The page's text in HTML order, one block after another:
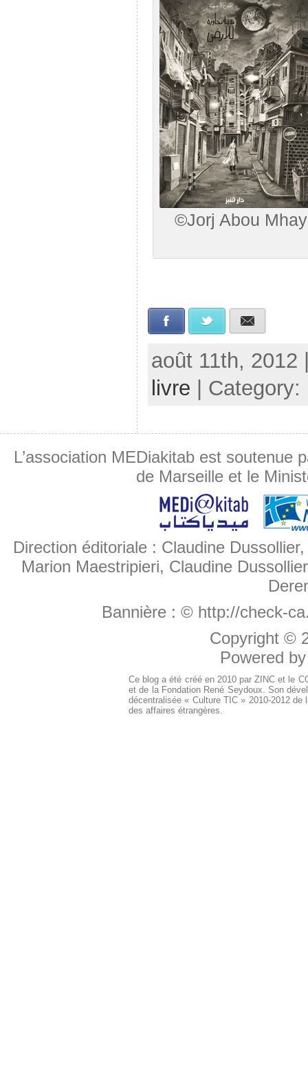
©Jorj Abou
Facebook Twitter
août 11th, 2012
livre | Category:
L’association MEDiakitab est soutenue
de Marseille et le
Direction éditoriale : Claudine
Marion Maestripieri, Claudine
Bannière : © http://check-
Copyright ©
Powered
Ce blog a été créé en 2010 par ZINC et le
et de la Fondation René Seydoux. Son
décentralisée « Culture TIC » 2010-2012
des affaires étrangères.